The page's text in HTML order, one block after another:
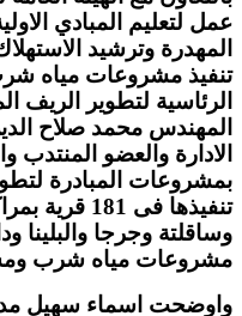
عمل لتعليم المبادي
المهدرة وترشيد
تنفيذ مشروعات مياه
الرئاسية لتطوير
المهندس محمد صلاح
الادارة والعضو
بمشروعات المبادرة
تنفيذها فى
وساقلتة وجرجا والبلينا
مشروعات مياه شرب
واوضحت اسماء سهيل مدير